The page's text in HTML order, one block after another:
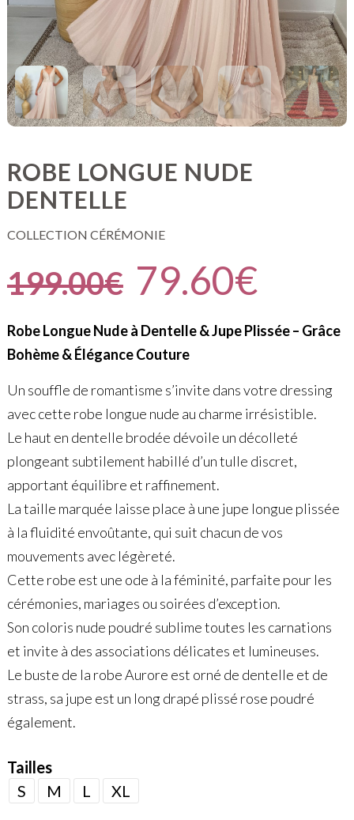
ROBE LONGUE NUDE
DENTELLE
COLLECTION CÉRÉMONIE
199.00€ 79.60€
Robe Longue Nude à Dentelle & Jupe Plissée – Grâce
Bohème & Élégance Couture
Un souffle de romantisme s’invite dans votre dressing
avec cette robe longue nude au charme irrésistible.
Le haut en dentelle brodée dévoile un décolleté
plongeant subtilement habillé d’un tulle discret,
apportant équilibre et raffinement.
La taille marquée laisse place à une jupe longue plissée
à la fluidité envoûtante, qui suit chacun de vos
mouvements avec légèreté.
Cette robe est une ode à la féminité, parfaite pour les
cérémonies, mariages ou soirées d’exception.
Son coloris nude poudré sublime toutes les carnations
et invite à des associations délicates et lumineuses.
Le buste de la robe Aurore est orné de dentelle et de
strass, sa jupe est un long drapé plissé rose poudré
également.
Tailles
S
M L XL